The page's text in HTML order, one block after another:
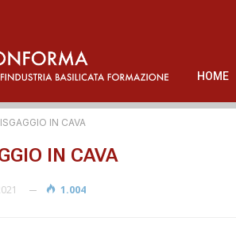
HOME
IN CAVA
IN CAVA
1.004